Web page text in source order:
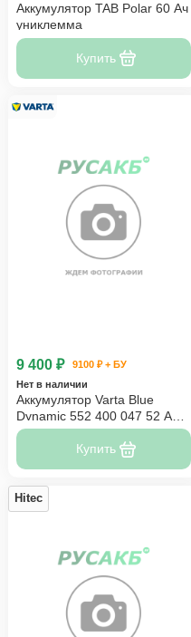
Аккумулятор TAB Polar 60 Ач
униклемма
Купить
9 400 ₽
9100 ₽ + БУ
Нет в наличии
Аккумулятор Varta Blue
Dynamic 552 400 047 52 Ач
C22
Купить
Hitec